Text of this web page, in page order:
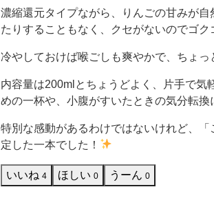
ュ
ー
ス」
は、
そ
の
濃縮還元タイプながら、りんごの甘みが
たりすることもなく、クセがないのでゴク
冷やしておけば喉ごしも爽やかで、ちょっ
内容量は200mlとちょうどよく、片手で
めの一杯や、小腹がすいたときの気分転換
特別な感動があるわけではないけれど、
定した一本でした！
いいね 4 ほしい 0 うーん 0